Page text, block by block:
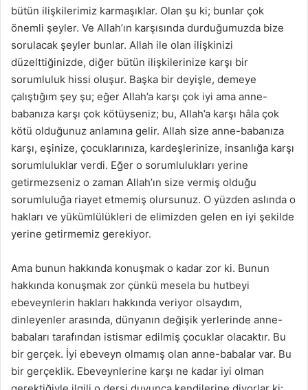
bütün ilişkilerimiz karmaşıklar. Olan şu ki; bunlar çok
önemli şeyler. Ve Allah’ın karşısında durduğumuzda bize
sorulacak şeyler bunlar. Allah ile olan ilişkinizi
düzelttiğinizde, diğer bütün ilişkilerinize karşı bir
sorumluluk hissi oluşur. Başka bir deyişle, demeye
çalıştığım şey şu; eğer Allah’a karşı çok iyi ama anne-
babanıza karşı çok kötüyseniz; bu, Allah’a karşı hâla çok
kötü olduğunuz anlamına gelir. Allah size anne-babanıza
karşı, eşinize, çocuklarınıza, kardeşlerinize, insanlığa karşı
sorumluluklar verdi. Eğer o sorumlulukları yerine
getirmezseniz o zaman Allah’ın size vermiş olduğu
sorumluluğa riayet etmemiş olursunuz. O yüzden aslında o
hakları ve yükümlülükleri de elimizden gelen en iyi şekilde
yerine getirmemiz gerekiyor.
Ama bunun hakkında konuşmak o kadar zor ki. Bunun
hakkında konuşmak zor çünkü mesela bu hutbeyi
ebeveynlerin hakları hakkında veriyor olsaydım,
dinleyenler arasında, dünyanın değişik yerlerinde anne-
babaları tarafından istismar edilmiş çocuklar olacaktır. Bu
bir gerçek. İyi ebeveyn olmamış olan anne-babalar var. Bu
bir gerçeklik. Ebeveynlerine karşı ne kadar iyi olman